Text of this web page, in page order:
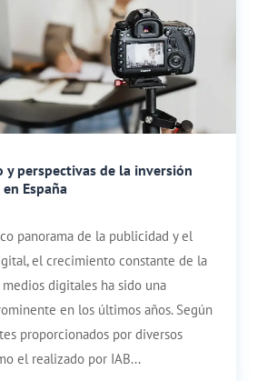
y perspectivas de la inversión
España
panorama de la publicidad y el
el crecimiento constante de la
digitales ha sido una
en los últimos años. Según
proporcionados por diversos
el realizado por IAB...